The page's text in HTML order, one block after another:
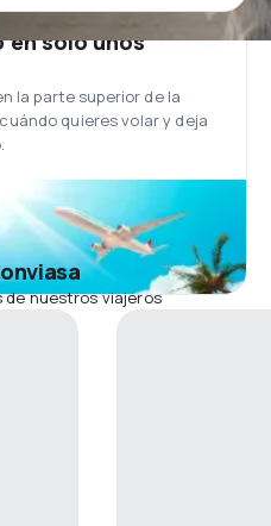
en solo unos
la parte superior de la
quieres volar y deja
de nuestros viajeros